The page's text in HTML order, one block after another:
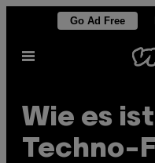
content
Go Ad Free
Open
Wie es
Techno-